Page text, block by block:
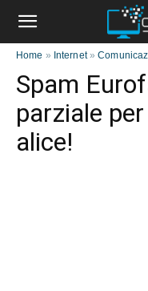
Home » Internet»
Spam
parziale
alice!